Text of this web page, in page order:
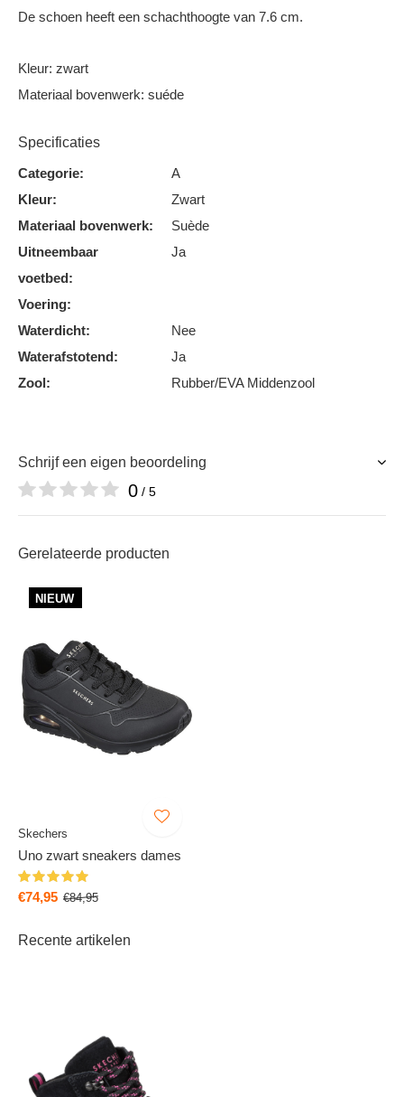
De schoen heeft een schachthoogte van 7.6 cm.
Kleur: zwart
Materiaal bovenwerk: suéde
Specificaties
Categorie:
A
Kleur:
Zwart
Materiaal bovenwerk:
Suède
Uitneembaar
voetbed:
Ja
Voering:
Waterdicht:
Nee
Waterafstotend:
Ja
Zool:
Rubber/EVA Middenzool
Schrijf een eigen beoordeling
0 / 5
Gerelateerde producten
NIEUW
Skechers
Uno zwart sneakers dames
€74,95 €84,95
Recente artikelen